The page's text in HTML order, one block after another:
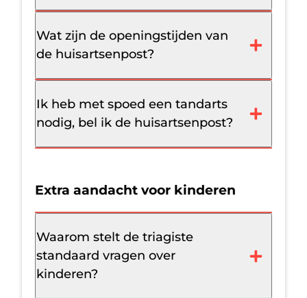
Wat zijn de openingstijden van
de huisartsenpost?
Ik heb met spoed een tandarts
nodig, bel ik de huisartsenpost?
Extra aandacht voor kinderen
Waarom stelt de triagiste
standaard vragen over
kinderen?